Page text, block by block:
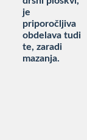
je
priporočljiva
obdelava tudi
te, zaradi
mazanja.